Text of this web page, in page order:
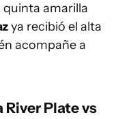
quinta amarilla
ya recibió el alta
acompañe a
River Plate vs